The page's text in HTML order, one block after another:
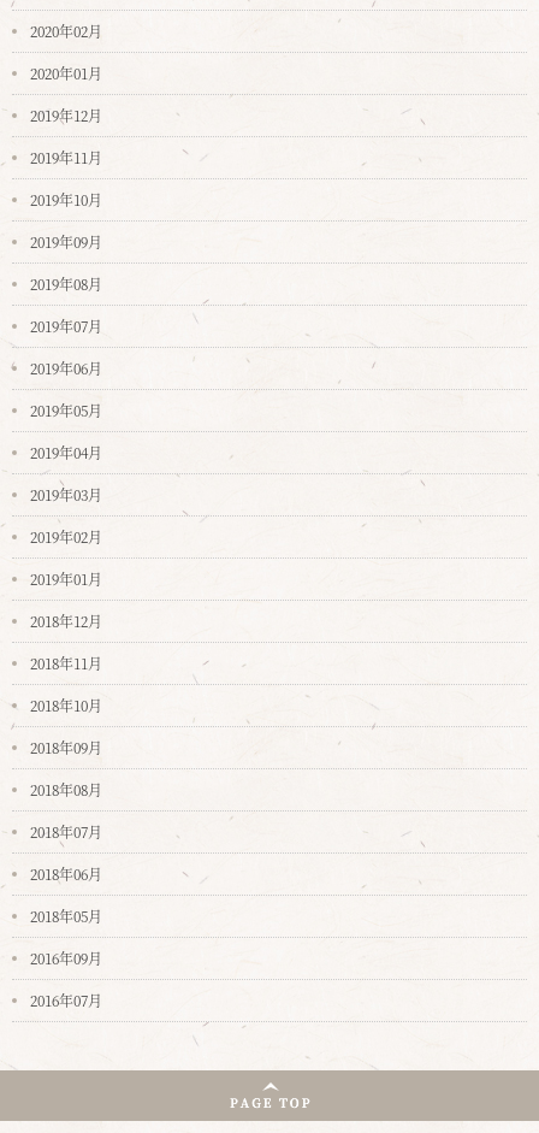
2020年02月
2020年01月
2019年12月
2019年11月
2019年10月
2019年09月
2019年08月
2019年07月
2019年06月
2019年05月
2019年04月
2019年03月
2019年02月
2019年01月
2018年12月
2018年11月
2018年10月
2018年09月
2018年08月
2018年07月
2018年06月
2018年05月
2016年09月
2016年07月